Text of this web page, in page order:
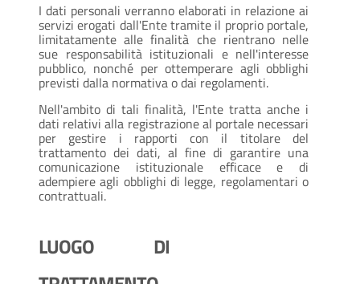
I dati personali verranno elaborati in relazione ai
servizi erogati dall'Ente tramite il proprio portale,
limitatamente alle finalità che rientrano nelle
sue responsabilità istituzionali e nell'interesse
pubblico, nonché per ottemperare agli obblighi
previsti dalla normativa o dai regolamenti.
Nell'ambito di tali finalità, l'Ente tratta anche i
dati relativi alla registrazione al portale necessari
per gestire i rapporti con il titolare del
trattamento dei dati, al fine di garantire una
comunicazione istituzionale efficace e di
adempiere agli obblighi di legge, regolamentari o
contrattuali.
LUOGO DI